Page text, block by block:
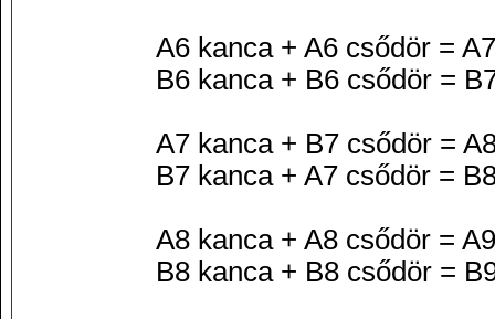
A6 kanca + A6 csődör =
B6 kanca + B6 csődör =
A7 kanca + B7 csődör =
B7 kanca + A7 csődör =
A8 kanca + A8 csődör =
B8 kanca + B8 csődör =